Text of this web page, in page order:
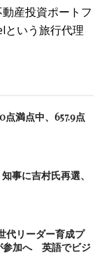
産投資ポートフ
という旅行代理
満点中、657.9点
事に吉村氏再選、
代リーダー育成プ
参加へ 英語でビジ